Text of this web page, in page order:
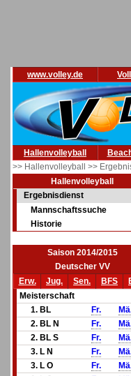
www.volley.de
Hallenvolleyball
>> Hallenvolleyball >>
Hallenvolleyball
Ergebnisdienst
Mannschaftssuche
Historie
Saison 2014/2015
Deutscher VV
Erw.
Jug. Sen. BFS
Meisterschaft
1. BL
Fr.
2. BL N
Fr.
2. BL S
Fr.
3. L N
Fr.
3. L O
Fr.